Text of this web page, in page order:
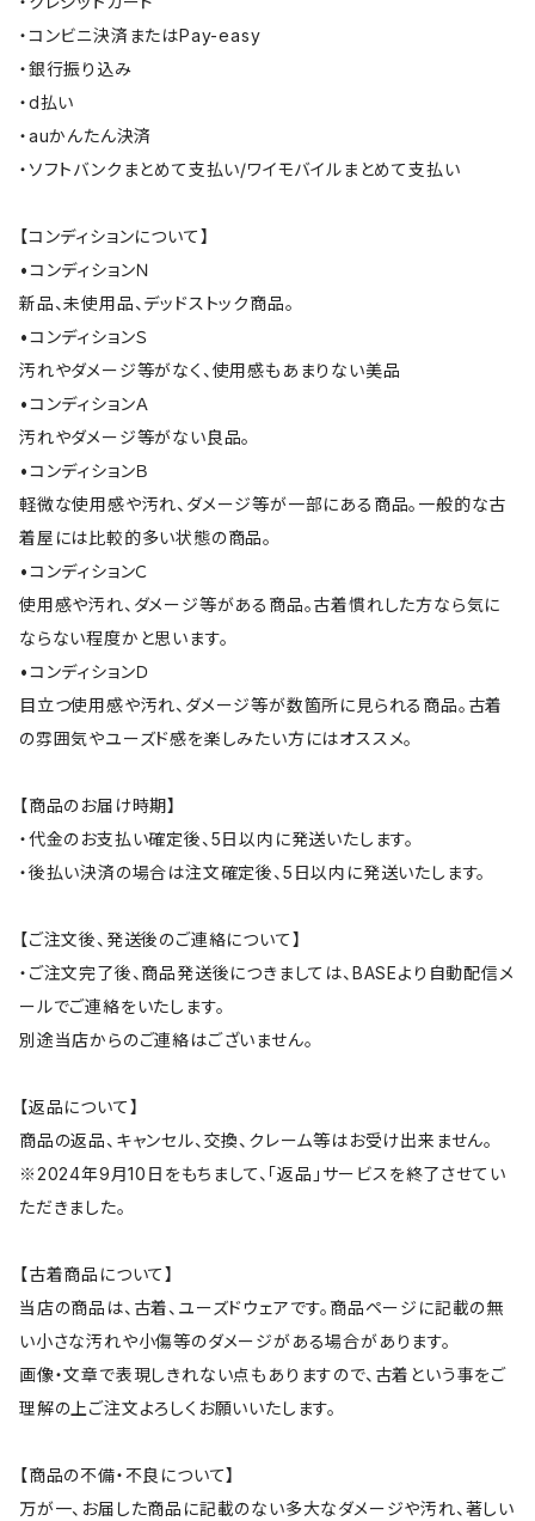
・コンビニ決済またはPay-easy
・銀行振り込み
・d払い
・auかんたん決済
・ソフトバンクまとめて支払い/ワイモバイルまとめて支払い
【コンディションについて】
•コンディションＮ
新品、未使用品、デッドストック商品。
•コンディションＳ
汚れやダメージ等がなく、使用感もあまりない美品
•コンディションＡ
汚れやダメージ等がない良品。
•コンディションＢ
軽微な使用感や汚れ、ダメージ等が一部にある商品。一般的な古
着屋には比較的多い状態の商品。
•コンディションＣ
使用感や汚れ、ダメージ等がある商品。古着慣れした方なら気に
ならない程度かと思います。
•コンディションＤ
目立つ使用感や汚れ、ダメージ等が数箇所に見られる商品。古着
の雰囲気やユーズド感を楽しみたい方にはオススメ。
【商品のお届け時期】
・代金のお支払い確定後、5日以内に発送いたします。
・後払い決済の場合は注文確定後、5日以内に発送いたします。
【ご注文後、発送後のご連絡について】
・ご注文完了後、商品発送後につきましては、BASEより自動配信メ
ールでご連絡をいたします。
別途当店からのご連絡はございません。
【返品について】
商品の返品、キャンセル、交換、クレーム等はお受け出来ません。
※2024年9月10日をもちまして、「返品」サービスを終了させてい
ただきました。
【古着商品について】
当店の商品は、古着、ユーズドウェアです。商品ページに記載の無
い小さな汚れや小傷等のダメージがある場合があります。
画像・文章で表現しきれない点もありますので、古着という事をご
理解の上ご注文よろしくお願いいたします。
【商品の不備・不良について】
万が一、お届した商品に記載のない多大なダメージや汚れ、著しい